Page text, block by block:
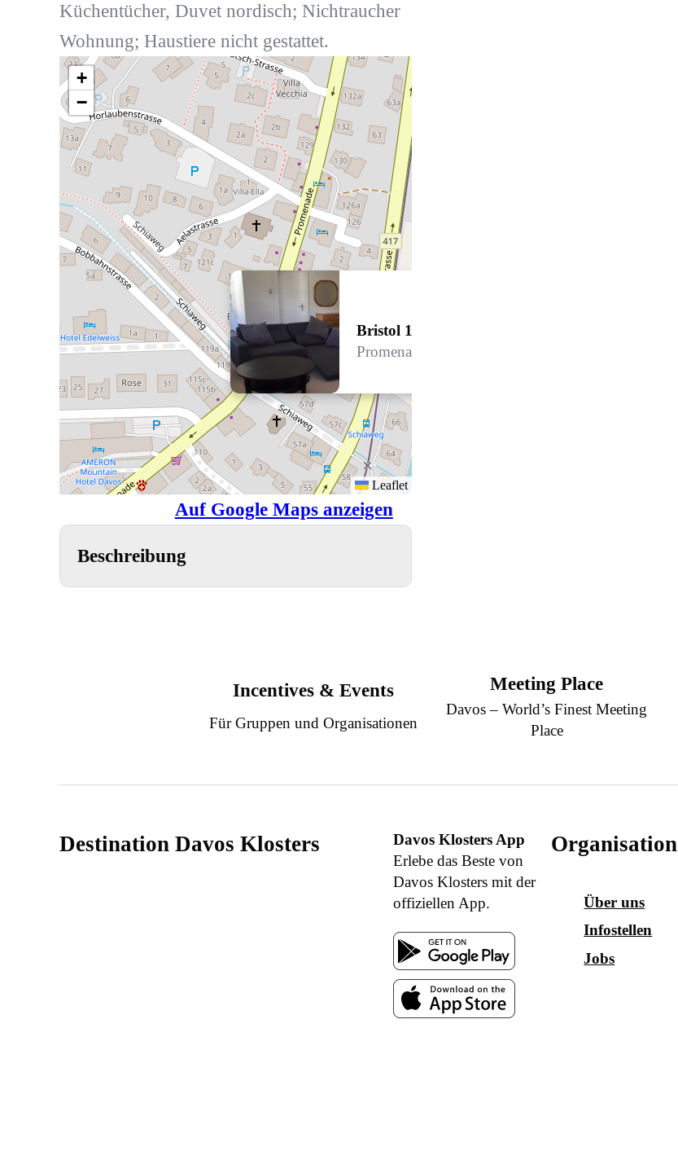
Küchentücher, Duvet nordisch; Nichtraucher
Wohnung; Haustiere nicht gestattet.
Bristol 121A-63
Promenade 121 D, 7260 Davos Dorf
+
−
Leaflet
Auf Google Maps anzeigen
Beschreibung
Incentives & Events
Für Gruppen und Organisationen
Meeting Place
Davos – World’s Finest Meeting
Place
Destination Davos Klosters
Davos Klosters App
Erlebe das Beste von
Davos Klosters mit der
offiziellen App.
Organisation
Über uns
Infostellen
Jobs